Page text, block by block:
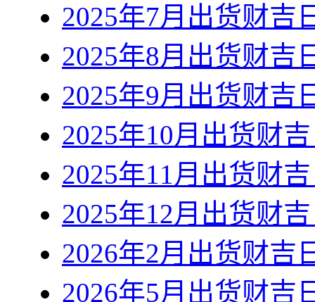
2025年7月出货财吉
2025年8月出货财吉
2025年9月出货财吉
2025年10月出货财
2025年11月出货财
2025年12月出货财
2026年2月出货财吉
2026年5月出货财吉